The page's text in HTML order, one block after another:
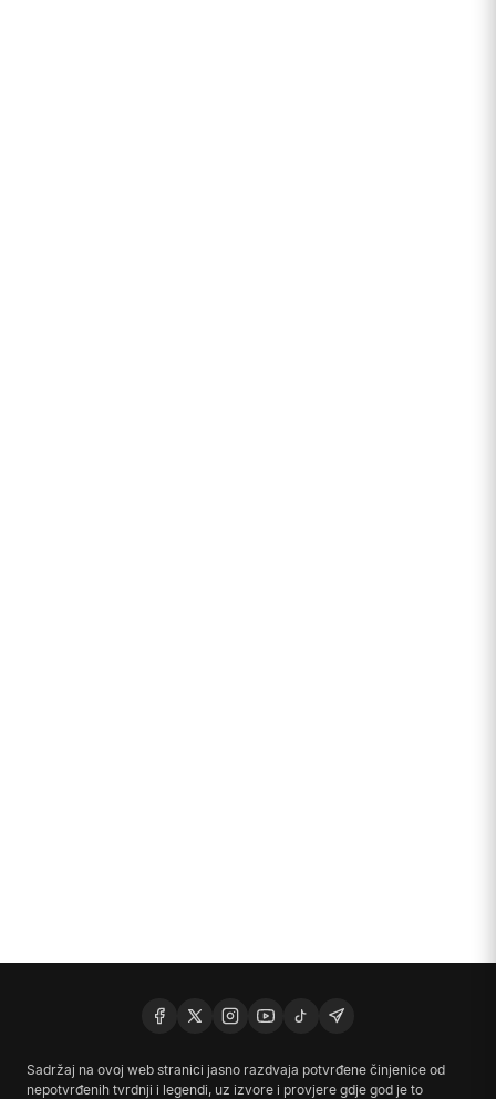
Sadržaj na ovoj web stranici jasno razdvaja potvrđene činjenice od
nepotvrđenih tvrdnji i legendi, uz izvore i provjere gdje god je to